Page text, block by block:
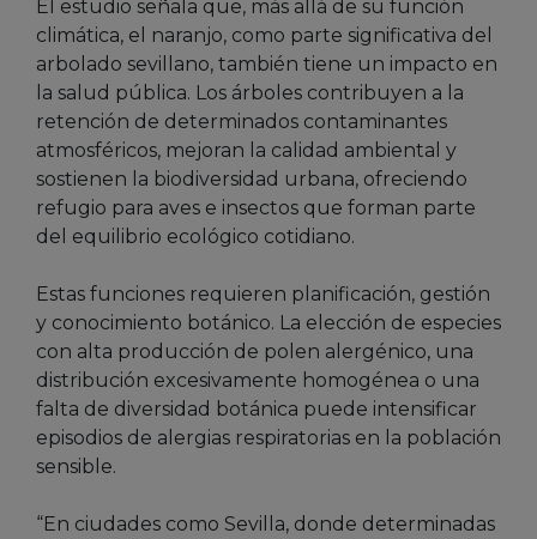
El estudio señala que, más allá de su función
climática, el naranjo, como parte significativa del
arbolado sevillano, también tiene un impacto en
la salud pública. Los árboles contribuyen a la
retención de determinados contaminantes
atmosféricos, mejoran la calidad ambiental y
sostienen la biodiversidad urbana, ofreciendo
refugio para aves e insectos que forman parte
del equilibrio ecológico cotidiano.
Estas funciones requieren planificación, gestión
y conocimiento botánico. La elección de especies
con alta producción de polen alergénico, una
distribución excesivamente homogénea o una
falta de diversidad botánica puede intensificar
episodios de alergias respiratorias en la población
sensible.
“En ciudades como Sevilla, donde determinadas